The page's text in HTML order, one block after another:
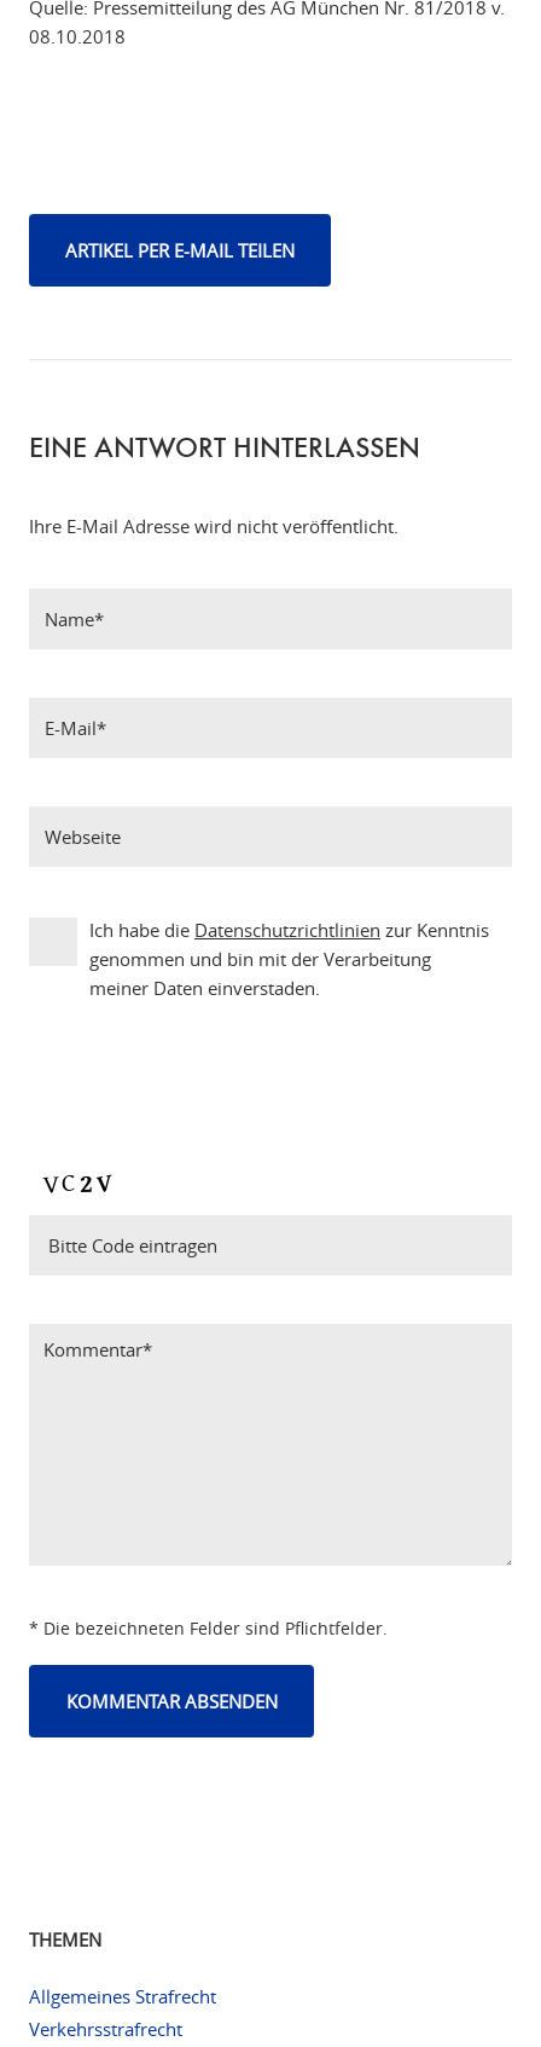
Quelle: Pressemitteilung des AG München Nr. 81/2018 v.
08.10.2018
ARTIKEL PER E-MAIL TEILEN
EINE ANTWORT HINTERLASSEN
Ihre E-Mail Adresse wird nicht veröffentlicht.
Ich habe die Datenschutzrichtlinien zur Kenntnis
genommen und bin mit der Verarbeitung
meiner Daten einverstaden.
* Die bezeichneten Felder sind Pflichtfelder.
THEMEN
Allgemeines Strafrecht
Verkehrsstrafrecht